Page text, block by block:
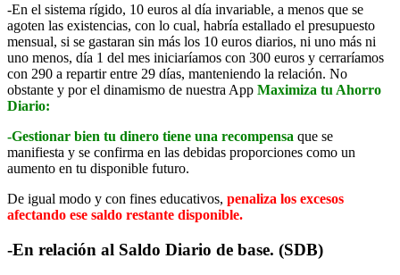
-En el sistema rígido, 10 euros al día invariable, a menos que se
agoten las existencias, con lo cual, habría estallado el presupuesto
mensual, si se gastaran sin más los 10 euros diarios, ni uno más ni
uno menos, día 1 del mes iniciaríamos con 300 euros y cerraríamos
con 290 a repartir entre 29 días, manteniendo la relación. No
obstante y por el dinamismo de nuestra App Maximiza tu Ahorro
Diario:
-Gestionar bien tu dinero tiene una recompensa que se
manifiesta y se confirma en las debidas proporciones como un
aumento en tu disponible futuro.
De igual modo y con fines educativos, penaliza los excesos
afectando ese saldo restante disponible.
-En relación al Saldo Diario de base. (SDB)